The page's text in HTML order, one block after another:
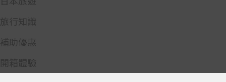
旅行知識
補助優惠
開箱體驗